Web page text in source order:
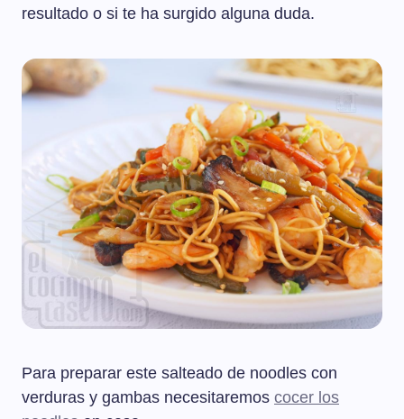
resultado o si te ha surgido alguna duda.
Para preparar este salteado de noodles con
verduras y gambas necesitaremos cocer los